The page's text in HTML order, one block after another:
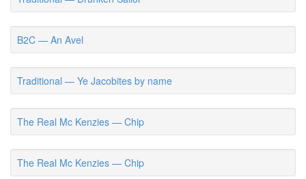
B2C — An Avel
Traditional — Ye Jacobites by name
The Real Mc Kenzies — Chip
The Real Mc Kenzies — Chip